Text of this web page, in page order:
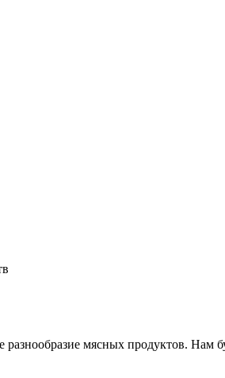
мясных продуктов. Нам